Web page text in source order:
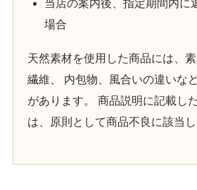
当店の案内後、指定期間内に
場合
天然素材を使用した商品には、素
繊維、 内包物、風合いの違いな
があります。 商品説明に記載し
は、原則として商品不良に該当し